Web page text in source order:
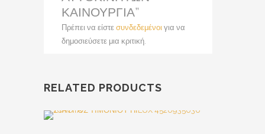
ΚΑΙΝΟΥΡΓΙΑ”
Πρέπει να είστε συνδεδεμένοι για να
δημοσιεύσετε μια κριτική.
RELATED PRODUCTS